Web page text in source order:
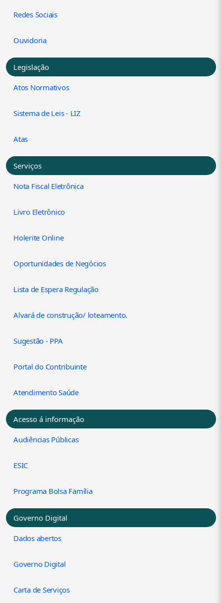
Redes Sociais
Ouvidoria
Legislação
Atos Normativos
Sistema de Leis - LIZ
Atas
Serviços
Nota Fiscal Eletrônica
Livro Eletrônico
Holerite Online
Oportunidades de Negócios
Lista de Espera Regulação
Alvará de construção/ loteamento.
Sugestão - PPA
Portal do Contribuinte
Atendimento Saúde
Acesso á informação
Audiências Públicas
ESIC
Programa Bolsa Família
Governo Digital
Dados abertos
Governo Digital
Carta de Serviços